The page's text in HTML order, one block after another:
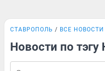
СТАВРОПОЛЬ ВСЕ НОВОСТИ
Новости по тэгу